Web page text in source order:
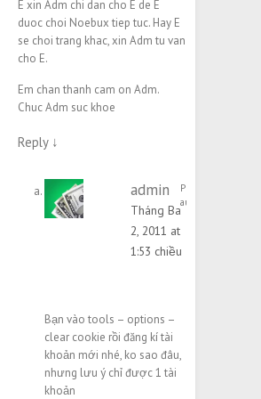
E xin Adm chi dan cho E de E
duoc choi Noebux tiep tuc. Hay E
se choi trang khac, xin Adm tu van
cho E.
Em chan thanh cam on Adm.
Chuc Adm suc khoe
Reply ↓
admin
Post
author
Tháng Ba
2, 2011 at
1:53 chiều
Bạn vào tools – options –
clear cookie rồi đăng kí tài
khoản mới nhé, ko sao đâu,
nhưng lưu ý chỉ được 1 tài
khoản